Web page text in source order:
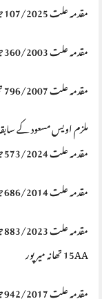
مقدمہ علت 107/2025 جرم 379/34 تھانہ بگنوتر
مقدمہ علت 360/2003 جرم 452/147 تھانہ میرپور
مقدمہ علت 796/2007 تھانہ میرپور
ملزم اویس مسعود کے
مقدمہ علت 573/2024 جرم 9D تھانہ مانگل
مقدمہ علت 686/2014 جرم 381A تھانہ میرپور
15AA تھانہ میرپور
مقدمہ علت 942/2017 جرم 411 تھانہ کینٹ